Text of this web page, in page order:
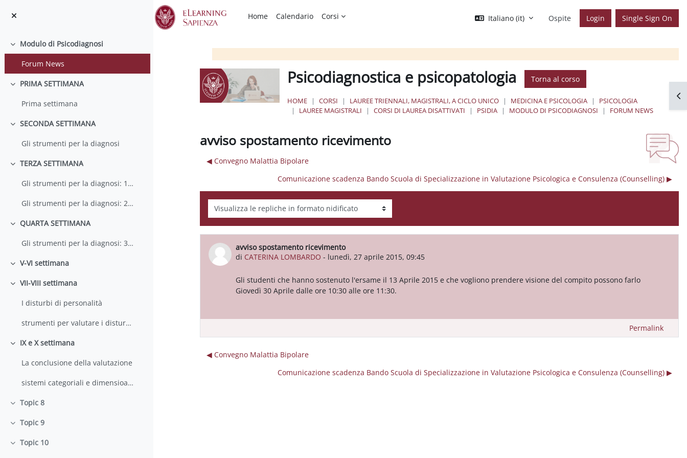
Home
Calendario Corsi Italiano ‎(it)‎ Ospite Login Single Sign On
Minimizza
Modulo di Psicodiagnosi
Forum News
Minimizza
PRIMA SETTIMANA
Prima settimana
Minimizza
SECONDA SETTIMANA
Gli strumenti per la diagnosi
Minimizza
TERZA SETTIMANA
Gli strumenti per la diagnosi: 1) L'assessment psicofisiologico
Gli strumenti per la diagnosi: 2) L'automonitoraggio attraverso diari
Minimizza
QUARTA SETTIMANA
Gli strumenti per la diagnosi: 3) I test
Minimizza
V-VI settimana
Minimizza
VII-VIII settimana
I disturbi di personalità
strumenti per valutare i disturbi di personalità
Minimizza
IX e X settimana
La conclusione della valutazione
sistemi categoriali e dimensioanli a confronto
Minimizza
Topic 8
Minimizza
Topic 9
Minimizza
Topic 10
Psicodiagnostica e psicopatologia Torna al corso
HOME CORSI LAUREE TRIENNALI, MAGISTRALI, A CICLO UNICO MEDICINA E PSICOLOGIA
PSICOLOGIA
LAUREE MAGISTRALI
CORSI DI LAUREA DISATTIVATI PSIDIA MODULO DI PSICODIAGNOSI FORUM NEWS
avviso spostamento ricevimento
◀︎ Convegno Malattia Bipolare
Comunicazione scadenza Bando Scuola di Specializzazione in Valutazione Psicologica e Consulenza (Counselling) ▶︎
Modalità visualizzazione
avviso spostamento ricevimento
di CATERINA LOMBARDO - lunedì, 27 aprile 2015, 09:45
Numero di risposte: 0
Gli studenti che hanno sostenuto l'ersame il 13 Aprile 2015 e che vogliono prendere visione del compito possono farlo
Giovedì 30 Aprile dalle ore 10:30 alle ore 11:30.
Permalink
◀︎ Convegno Malattia Bipolare
Comunicazione scadenza Bando Scuola di Specializzazione in Valutazione Psicologica e Consulenza (Counselling) ▶︎